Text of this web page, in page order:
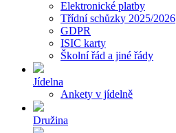
Elektronické platby
Třídní schůzky 2025/2026
GDPR
ISIC karty
Školní řád a jiné řády
Jídelna
Ankety v jídelně
Družina